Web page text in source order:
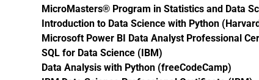
MicroMasters® Program in Statistics and Data
Introduction to Data Science with Python
Microsoft Power BI Data Analyst Professional
SQL for Data Science (IBM)
Data Analysis with Python (freeCodeCamp)